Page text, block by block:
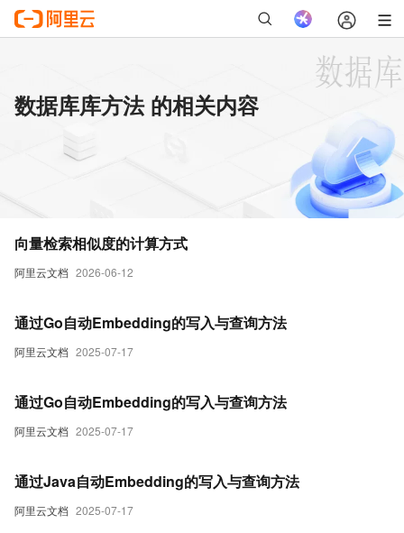
数据库库方法 的相关内容
阿里云文档 2026-06-12
向量检索相似度的计算方式
阿里云文档 2025-07-17
通过Go自动Embedding的写入与查询方法
阿里云文档 2025-07-17
通过Go自动Embedding的写入与查询方法
阿里云文档 2025-07-17
通过Java自动Embedding的写入与查询方法